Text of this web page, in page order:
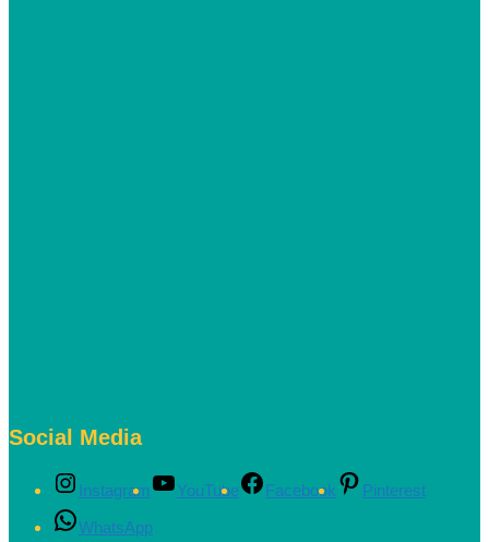
Social Media
Instagram YouTube Facebook
Pinterest
WhatsApp